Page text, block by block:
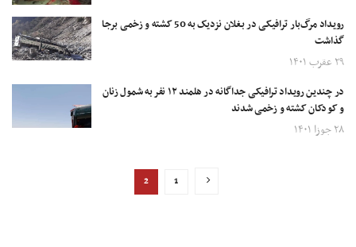
رویداد مرگ‌بار ترافیکی در بغلان نزدیک به 50 کشته و زخمی برجا
گذاشت
۲۹ عقرب ۱۴۰۱
در چندین رویداد ترافیکی جداگانه در هلمند ۱۲ نفر به شمول زنان
و کودکان کشته و زخمی شدند
۲۸ جوزا ۱۴۰۱
1
2